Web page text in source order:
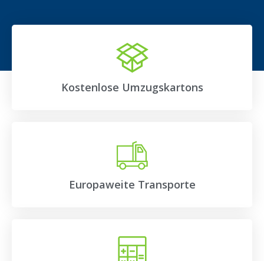
Kostenlose Umzugskartons
Europaweite Transporte